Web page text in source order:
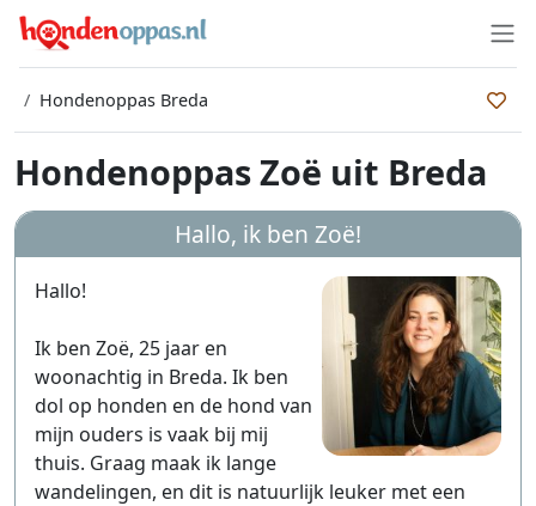
Hondenoppas Breda
Hondenoppas Zoë uit Breda
Hallo, ik ben Zoë!
Hallo!
Ik ben Zoë, 25 jaar en
woonachtig in Breda. Ik ben
dol op honden en de hond van
mijn ouders is vaak bij mij
thuis. Graag maak ik lange
wandelingen, en dit is natuurlijk leuker met een